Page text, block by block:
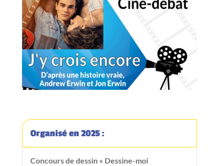
Organisé en 2025 :
Concours de dessin « Dessine-moi